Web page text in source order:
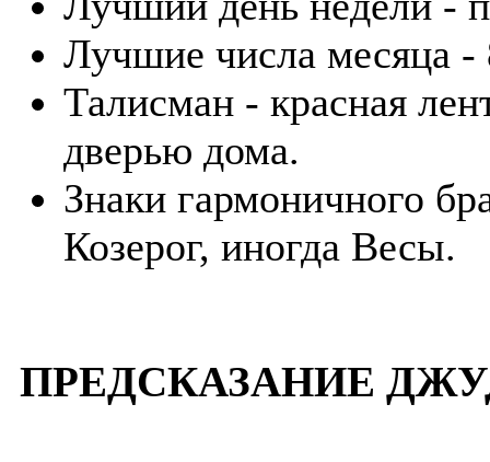
Лучшие числа месяца -
Талисман - красная
дверью дома.
Знаки гармоничного
Козерог, иногда Весы.
ПРЕДСКАЗАНИЕ